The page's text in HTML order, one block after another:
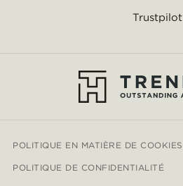
Trustpilot
POLITIQUE EN MATIÈRE DE COOKIES
POLITIQUE DE CONFIDENTIALITÉ